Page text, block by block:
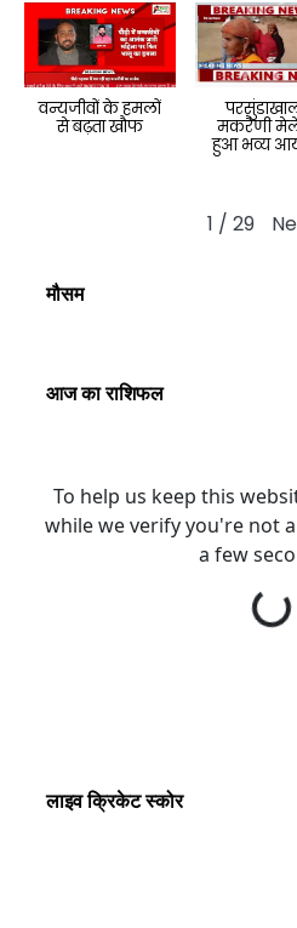
वन्यजीवों के हमलों
से बढ़ता खौफ
मकरैणी
हुआ भव्य
1 / 29
मौसम
आज का राशिफल
लाइव क्रिकेट स्कोर